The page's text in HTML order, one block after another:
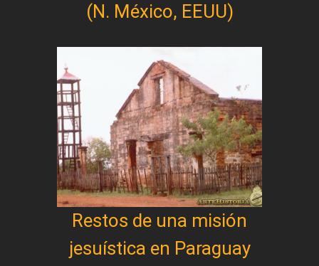
(N. México, EEUU)
Restos de una misión
jesuística en Paraguay